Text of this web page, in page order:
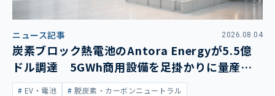
ニュース記事 2026.08.04
炭素ブロック熱電池のAntora Energyが5.5億
ドル調達 5GWh商用設備を足掛かりに量産拡
大EV・電池
脱炭素・カーボンニュートラル